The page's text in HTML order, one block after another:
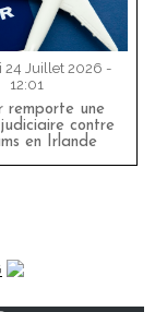
24 Juillet 2026 -
12:01
remporte une
contre
en Irlande